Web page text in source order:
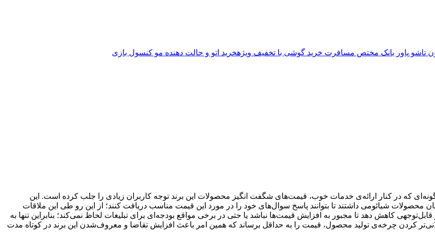
تاشو پاور بانک مختص مسافرت خرید گوشی با تخفیف ویژهخرید اتو و حالت دهنده مو کنسول بازی
که در کنار ارائه‌ی خدمات خوب، قیمت‌های شگفت انگیز محصولات این برند توجه کاربران زیادی را جلب کرده است. این
شیائومی داشتند تا بتوانند پاسخ سوال‌های خود را در مورد این قیمت مناسب دریافت کنند؛ از‌ این‌ رو طی این ملاقات
کاهش دهد تا مجبور به افزایش قیمت‌ها نباشد یا حتی در برخی مواقع بودجه‌ای برای تبلیغات لحاظ نمی‌کند؛ بنابراین تنها به
کردن چرخه‌ی تولید محصول، قیمت را به حداقل برساند که همین امر باعث افزایش تقاضا و معروف‌شدن این برند در کوتاه مدت